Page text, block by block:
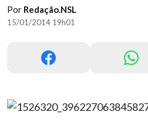
Por Redação.NSL
15/01/2014 19h01